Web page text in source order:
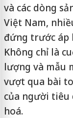
và các dòng
Việt Nam,
đứng trước áp
Không chỉ là
lượng và mẫu
vượt qua bài
của người
hoá.